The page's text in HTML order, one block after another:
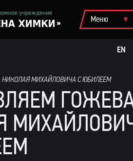
EN
МИХАЙЛОВИЧА С ЮБИЛЕЕМ